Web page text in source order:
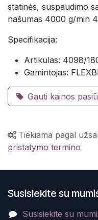
statinės, suspaudimo
našumas 4000 g/min
Specifikacija:
Artikulas: 4098/
Gamintojas:
Gauti kainos
Tiekiama pagal
pristatymo termino
Susisiekite su
Susisiekite su